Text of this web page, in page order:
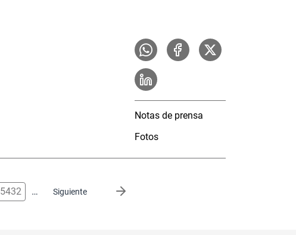
Notas de prensa
Fotos
5432 … Siguiente
Siguiente página